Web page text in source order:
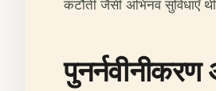
कटौती जैसी अभिनव सुविधाएँ